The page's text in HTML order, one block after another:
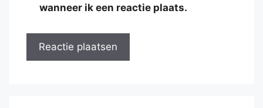
wanneer ik een reactie plaats.